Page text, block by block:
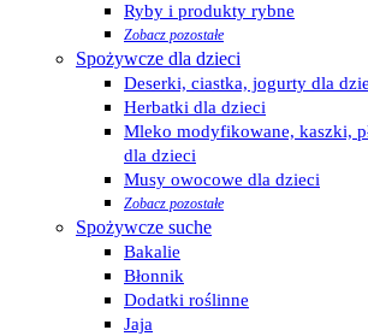
Ryby i produkty rybne
Zobacz pozostałe
Spożywcze dla dzieci
Deserki, ciastka, jogurty dla
Herbatki dla dzieci
Mleko modyfikowane, kaszki,
dla dzieci
Musy owocowe dla dzieci
Zobacz pozostałe
Spożywcze suche
Bakalie
Błonnik
Dodatki roślinne
Jaja